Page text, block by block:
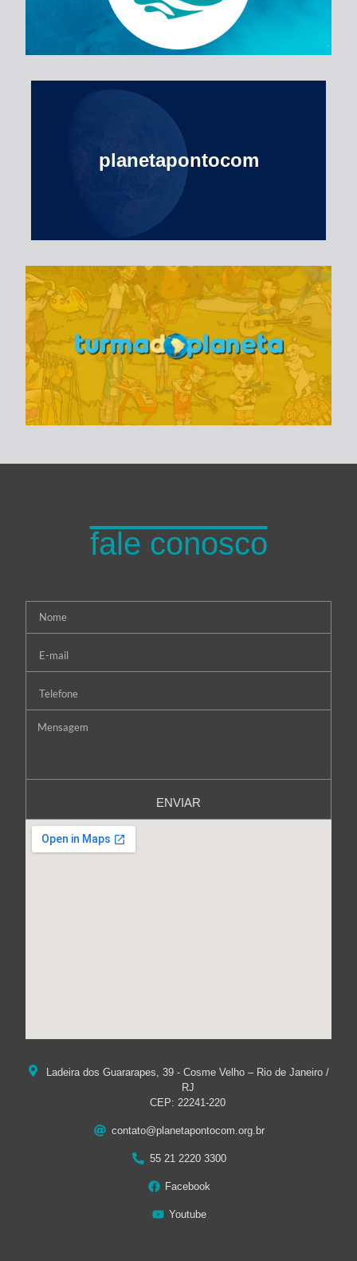
planetapontocom
Turma do Planeta
fale conosco
ENVIAR
Ladeira dos Guararapes, 39 - Cosme Velho – Rio de Janeiro /
RJ
CEP: 22241-220
contato@planetapontocom.org.br
55 21 2220 3300
Facebook
Youtube